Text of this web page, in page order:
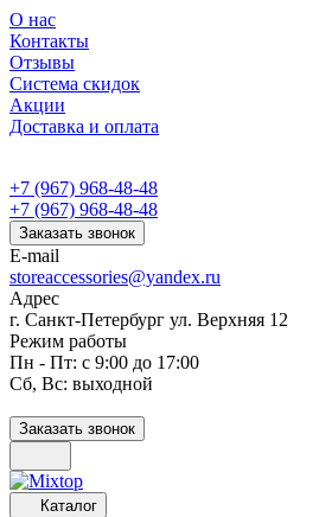
О нас
Контакты
Отзывы
Система скидок
Акции
Доставка и оплата
+7 (967) 968-48-48
+7 (967) 968-48-48
Заказать звонок
E-mail
storeaccessories@yandex.ru
Адрес
г. Санкт-Петербург ул. Верхняя 12
Режим работы
Пн - Пт: с 9:00 до 17:00
Сб, Вс: выходной
Заказать звонок
Каталог